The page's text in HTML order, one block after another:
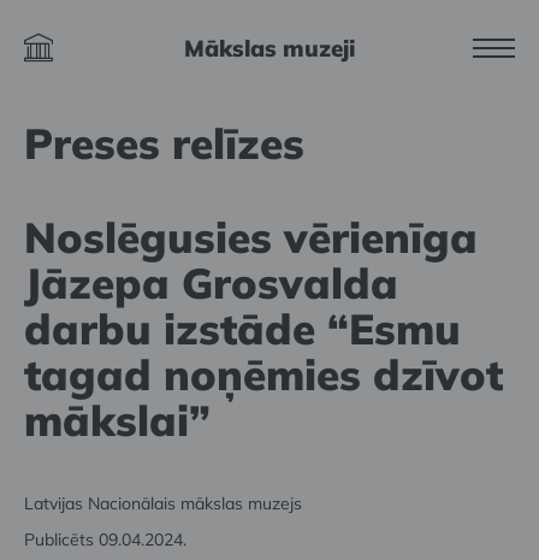
Mākslas muzeji
Preses relīzes
Noslēgusies vērienīga
Jāzepa Grosvalda
darbu izstāde “Esmu
tagad noņēmies dzīvot
mākslai”
Latvijas Nacionālais mākslas muzejs
Publicēts 09.04.2024.